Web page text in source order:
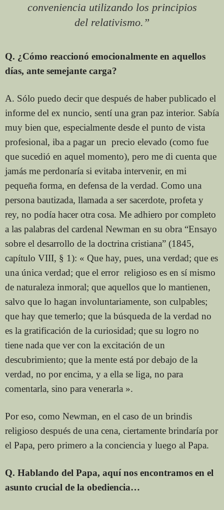
conveniencia utilizando los principios
del relativismo.”
Q. ¿Cómo reaccionó emocionalmente en aquellos
días, ante semejante carga?
A. Sólo puedo decir que después de haber publicado el
informe del ex nuncio, sentí una gran paz interior. Sabía
muy bien que, especialmente desde el punto de vista
profesional, iba a pagar un precio elevado (como fue
que sucedió en aquel momento), pero me di cuenta que
jamás me perdonaría si evitaba intervenir, en mi
pequeña forma, en defensa de la verdad. Como una
persona bautizada, llamada a ser sacerdote, profeta y
rey, no podía hacer otra cosa. Me adhiero por completo
a las palabras del cardenal Newman en su obra “Ensayo
sobre el desarrollo de la doctrina cristiana” (1845,
capítulo VIII, § 1): « Que hay, pues, una verdad; que es
una única verdad; que el error religioso es en sí mismo
de naturaleza inmoral; que aquellos que lo mantienen,
salvo que lo hagan involuntariamente, son culpables;
que hay que temerlo; que la búsqueda de la verdad no
es la gratificación de la curiosidad; que su logro no
tiene nada que ver con la excitación de un
descubrimiento; que la mente está por debajo de la
verdad, no por encima, y a ella se liga, no para
comentarla, sino para venerarla ».
Por eso, como Newman, en el caso de un brindis
religioso después de una cena, ciertamente brindaría por
el Papa, pero primero a la conciencia y luego al Papa.
Q. Hablando del Papa, aquí nos encontramos en el
asunto crucial de la obediencia…